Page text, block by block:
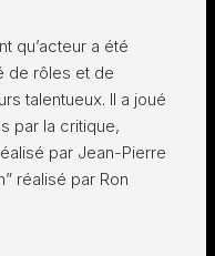
qu’acteur a été
de rôles et de
talentueux. Il a joué
par la critique,
par Jean-Pierre
réalisé par Ron